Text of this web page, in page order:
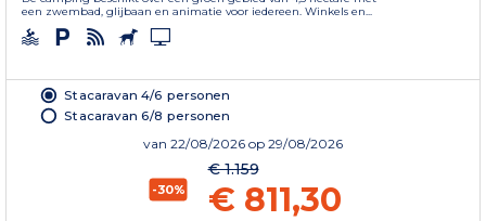
een zwembad, glijbaan en animatie voor iedereen. Winkels en...
Stacaravan 4/6 personen
Stacaravan 6/8 personen
van 22/08/2026 op 29/08/2026
-30%
€ 1.159
€ 811,30